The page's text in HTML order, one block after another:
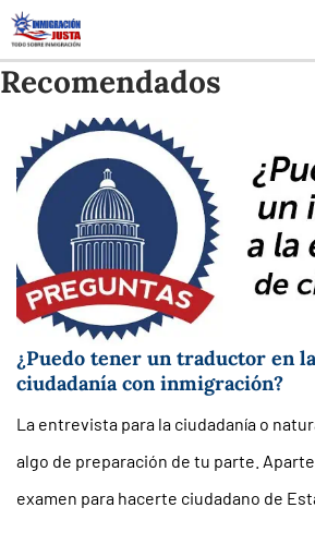
Saltar
al
contenido
Recomendados
¿Puedo tener un traductor en
ciudadanía con inmigración?
La entrevista para la ciudadanía o
algo de preparación de tu parte.
examen para hacerte ciudadano de